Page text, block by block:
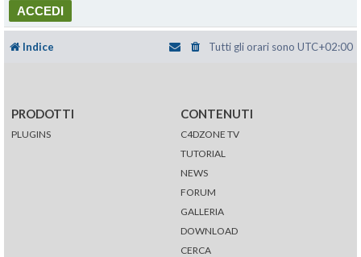
Indice Tutti gli orari sono UTC+02:00
PRODOTTI
PLUGINS
CONTENUTI
C4DZONE TV
TUTORIAL
NEWS
FORUM
GALLERIA
DOWNLOAD
CERCA